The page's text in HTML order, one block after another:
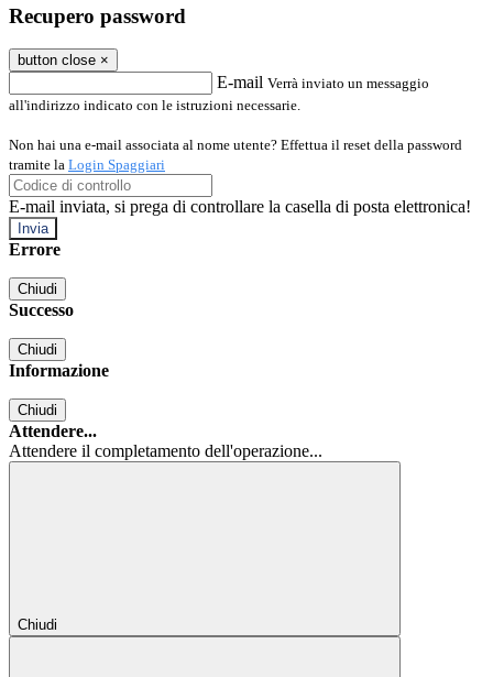
Recupero password
button close ×
E-mail Verrà inviato un messaggio
all'indirizzo indicato con le istruzioni necessarie.
Non hai una e-mail associata al nome utente? Effettua il reset della password
tramite la Login Spaggiari
E-mail inviata, si prega di controllare la casella di posta elettronica!
Errore
Chiudi
Successo
Chiudi
Informazione
Chiudi
Attendere...
Attendere il completamento dell'operazione...
Chiudi